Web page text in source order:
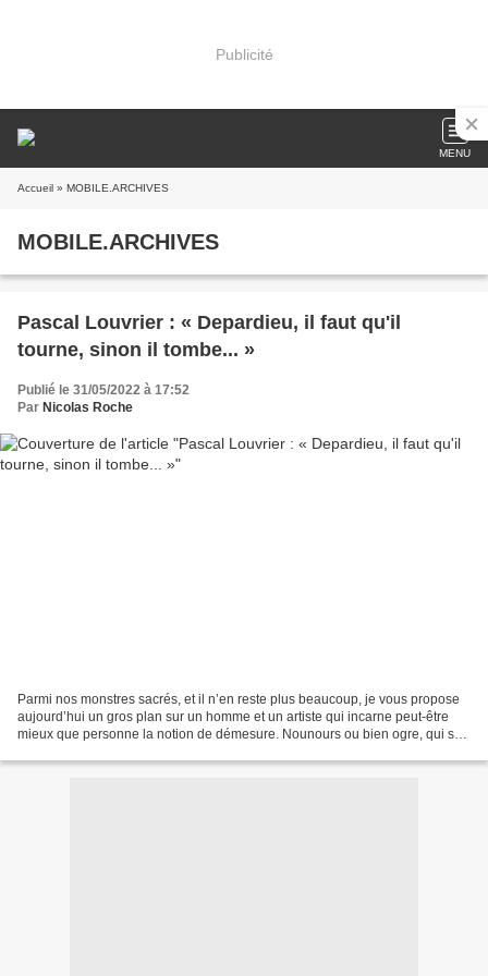
Publicité
MENU
Accueil » MOBILE.ARCHIVES
MOBILE.ARCHIVES
Pascal Louvrier : « Depardieu, il faut qu'il
tourne, sinon il tombe... »
Publié le 31/05/2022 à 17:52
Par Nicolas Roche
Parmi nos monstres sacrés, et il n’en reste plus beaucoup, je vous propose
aujourd’hui un gros plan sur un homme et un artiste qui incarne peut-être
mieux que personne la notion de démesure. Nounours ou bien ogre, qui se